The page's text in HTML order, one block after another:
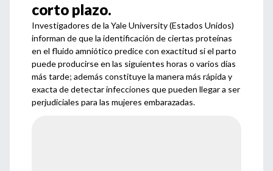
corto plazo.
Investigadores de la Yale University (Estados Unidos)
informan de que la identificación de ciertas proteínas
en el fluido amniótico predice con exactitud si el parto
puede producirse en las siguientes horas o varios días
más tarde; además constituye la manera más rápida y
exacta de detectar infecciones que pueden llegar a ser
perjudiciales para las mujeres embarazadas.